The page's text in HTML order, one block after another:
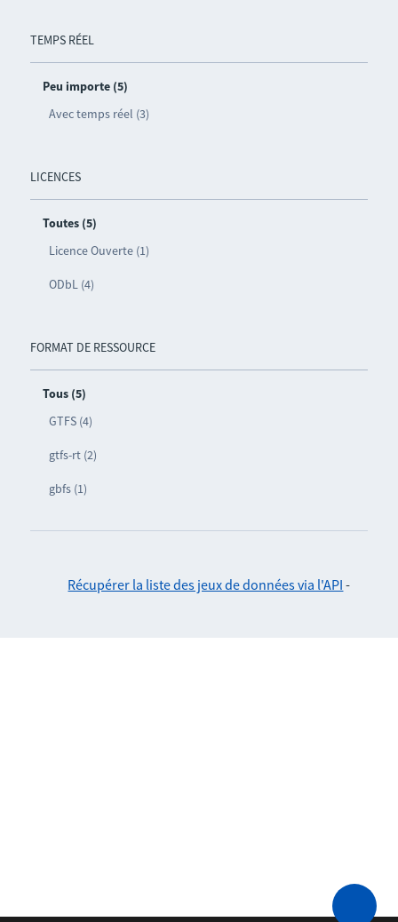
TEMPS RÉEL
Peu importe (5)
Avec temps réel (3)
LICENCES
Toutes (5)
Licence Ouverte (1)
ODbL (4)
FORMAT DE RESSOURCE
Tous (5)
GTFS (4)
gtfs-rt (2)
gbfs (1)
Récupérer la liste des jeux de données via l'API -